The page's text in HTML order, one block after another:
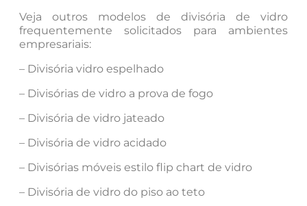
Veja outros modelos de divisória de vidro
frequentemente solicitados para ambientes
empresariais:
– Divisória vidro espelhado
– Divisórias de vidro a prova de fogo
– Divisória de vidro jateado
– Divisória de vidro acidado
– Divisórias móveis estilo flip chart de vidro
– Divisória de vidro do piso ao teto